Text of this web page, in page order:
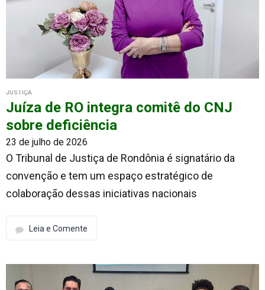
JUSTIÇA
Juíza de RO integra comitê do CNJ
sobre deficiência
23 de julho de 2026
O Tribunal de Justiça de Rondônia é signatário da
convenção e tem um espaço estratégico de
colaboração dessas iniciativas nacionais
Leia e Comente